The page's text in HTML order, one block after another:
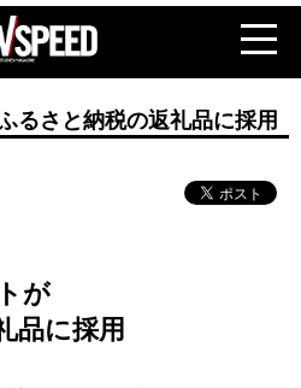
るさと納税の返礼品に採用
が
品に採用